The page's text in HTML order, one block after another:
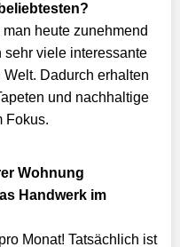
beliebtesten?
heute zunehmend
sehr viele interessante
Welt. Dadurch erhalten
und nachhaltige
Fokus.
Wohnung
Handwerk im
Monat! Tatsächlich ist